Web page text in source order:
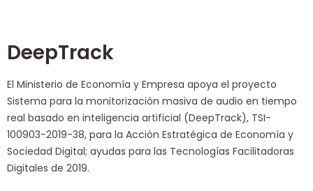
DeepTrack
El Ministerio de Economía y Empresa apoya el proyecto
Sistema para la monitorización masiva de audio en tiempo
real basado en inteligencia artificial (DeepTrack), TSI-
100903-2019-38, para la Acción Estratégica de Economía y
Sociedad Digital; ayudas para las Tecnologías Facilitadoras
Digitales de 2019.